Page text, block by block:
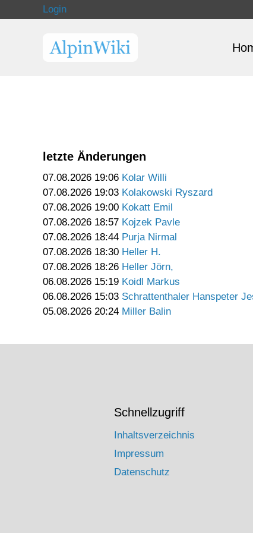
Login
letzte Änderungen
07.08.2026 19:06 Kolar Willi
07.08.2026 19:03 Kolakowski Ryszard
07.08.2026 19:00 Kokatt Emil
07.08.2026 18:57 Kojzek Pavle
07.08.2026 18:44 Purja Nirmal
07.08.2026 18:30 Heller H.
07.08.2026 18:26 Heller Jörn,
06.08.2026 15:19 Koidl Markus
06.08.2026 15:03 Schrattenthaler Hanspeter
05.08.2026 20:24 Miller Balin
Schnellzugriff
Inhaltsverzeichnis
Impressum
Datenschutz